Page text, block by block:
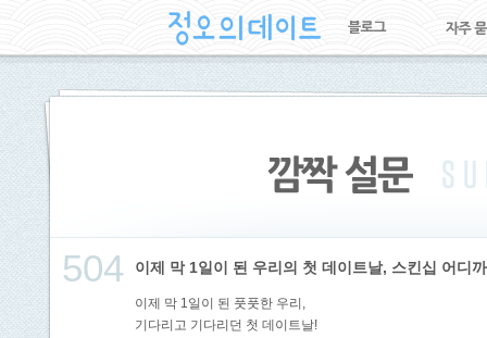
504 이제 막 1일이 된 우리의 첫 데이트날, 스킨십 어디
이제 막 1일이 된 풋풋한 우리,
기다리고 기다리던 첫 데이트날!